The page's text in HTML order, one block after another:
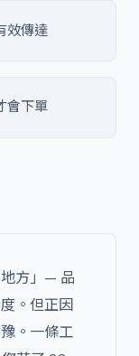
效傳達
會下單
方」— 品
。但正因
。一條工